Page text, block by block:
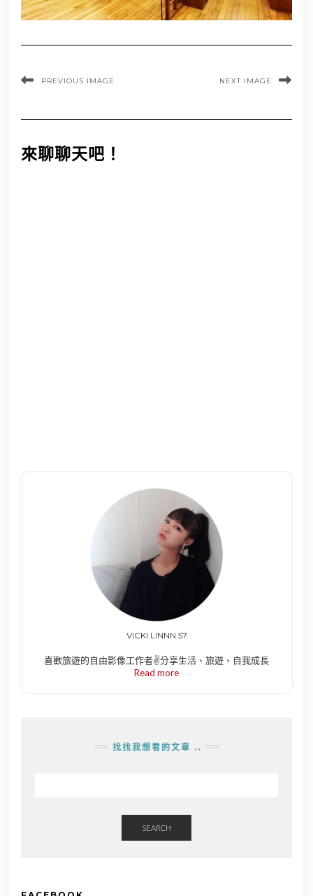
PREVIOUS IMAGE NEXT IMAGE
來聊聊天吧！
VICKI LINNN 57
喜歡旅遊的自由影像工作者✌️分享生活、旅遊、自我成長
Read more
找找我想看的文章 ..
SEARCH